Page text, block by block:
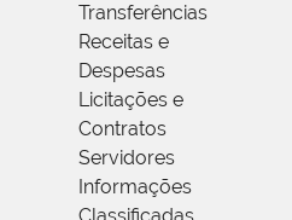
Transferências
Receitas e
Despesas
Licitações e
Contratos
Servidores
Informações